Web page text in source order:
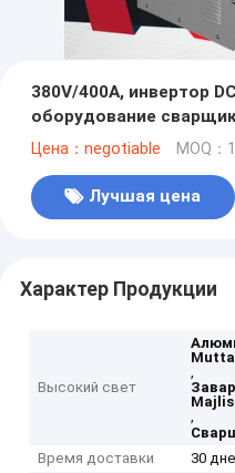
380V/400A, инвертор
оборудование
TIG модуля IGBT с
Цена：negotiable MOQ：
Лучшая цена
Характер Продукции
Высокий свет
,
,
Время доставки
30